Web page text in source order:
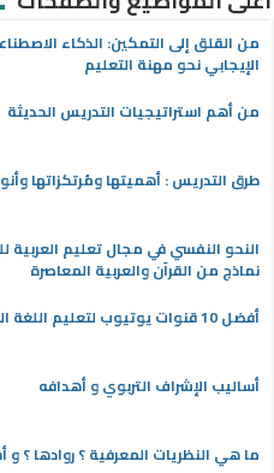
من القلق إلى التمكين: الذكاء
الإيجابي نحو مهنة التعليم
من أهم استراتيجيات التدريس الحديثة
طرق التدريس : أهميتها ومُرتكزاتها
النحو النفسي في مجال تعليم العربية
نماذج من القرآن والعربية المعاصرة
أفضل 10 قنوات يوتيوب لتعليم اللغة العربية للأطفال
أساليب الإشراف التربوي و أهدافه
ما هي النظريات المعرفية ؟ روادها ؟ و